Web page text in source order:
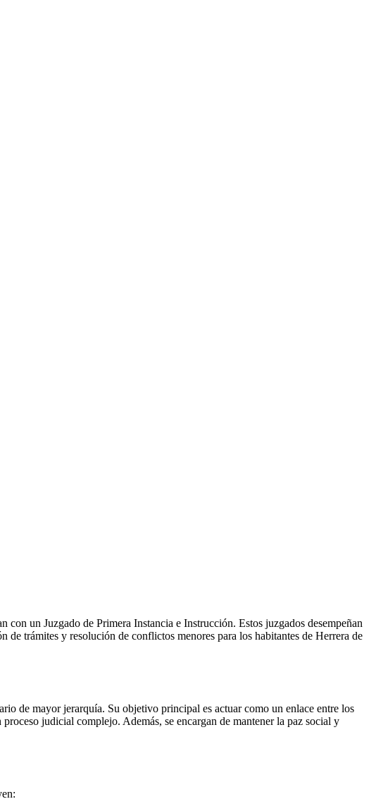
un Juzgado de Primera Instancia e Instrucción. Estos juzgados desempeñan
trámites y resolución de conflictos menores para los habitantes de Herrera de
de mayor jerarquía. Su objetivo principal es actuar como un enlace entre los
judicial complejo. Además, se encargan de mantener la paz social y